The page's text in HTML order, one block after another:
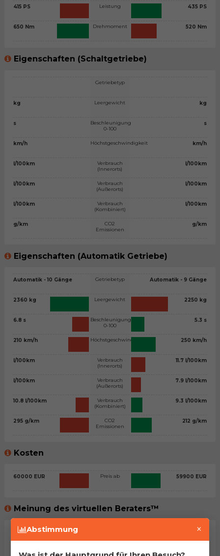
415 PS
650 Nm
Leistung
Drehmoment
435 PS
520 Nm
Eigenschaften (Schaltgetriebe)
kg
s
km/h
l/100km
l/100km
l/100km
g/km
Getriebetyp
Leergewicht
Beschleunigung
0-100
Höchstgeschwindigkeit
Verbrauch
(Innerorts)
Verbrauch
(Außerorts)
Verbrauch
(Kombiniert)
CO2
Emissionen
kg
s
km/h
l/100km
l/100km
l/100km
g/km
Eigenschaften (Automatik Getriebe)
Automatik - 10 Gänge
2360 kg
6.8 s
210 km/h
l/100km
l/100km
10.8 l/100km
295 g/km
Getriebetyp
Leergewicht
Beschleunigung
0-100
Höchstgeschwindigkeit
Verbrauch
(Innerorts)
Verbrauch
(Außerorts)
Verbrauch
(Kombiniert)
CO2
Emissionen
Automatik - 9 Gänge
2250 kg
5.3 s
250 km/h
11.7 l/100km
7.9 l/100km
9.3 l/100km
212 g/km
Kosten
60000 EUR Preis ab 59900 EUR
Meinung des virtuellen Beraters™
Allgemeine Stellungnahme
Abstimmung ×